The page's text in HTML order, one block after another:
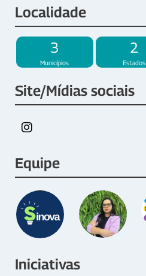
Localidade
3
Municípios
2
Estados
Site/Mídias sociais
Equipe
Iniciativas